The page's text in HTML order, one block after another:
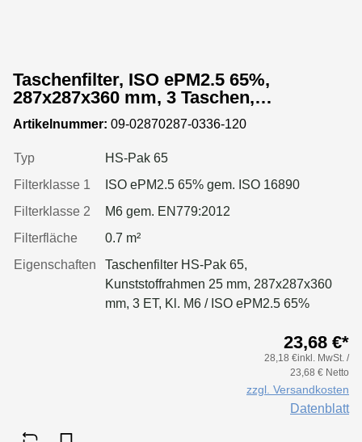
Taschenfilter, ISO ePM2.5 65%,
287x287x360 mm, 3 Taschen,
Kunststoffrahmen
Artikelnummer: 09-02870287-0336-120
Typ
HS-Pak 65
Filterklasse 1
ISO ePM2.5 65% gem. ISO 16890
Filterklasse 2
M6 gem. EN779:2012
Filterfläche
0.7 m²
Eigenschaften
Taschenfilter HS-Pak 65,
Kunststoffrahmen 25 mm, 287x287x360
mm, 3 ET, Kl. M6 / ISO ePM2.5 65%
23,68 €*
28,18 €inkl. MwSt. /
23,68 € Netto
zzgl. Versandkosten
Datenblatt